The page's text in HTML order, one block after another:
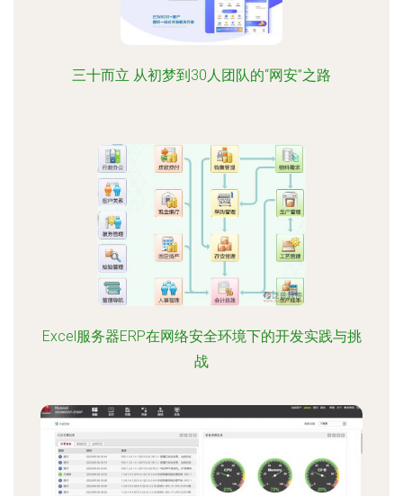
三十而立 从初梦到30人团队的“网安”之路
Excel服务器ERP在网络安全环境下的开发实践与挑
战